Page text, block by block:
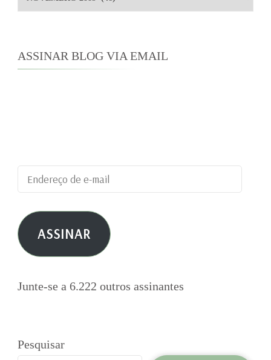
ASSINAR BLOG VIA EMAIL
Endereço
de
e-
mail ASSINAR
Junte-se a 6.222 outros assinantes
Pesquisar